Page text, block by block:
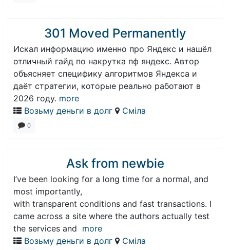
301 Moved Permanently
Искал информацию именно про Яндекс и нашёл
отличный гайд по накрутка пф яндекс. Автор
объясняет специфику алгоритмов Яндекса и
даёт стратегии, которые реально работают в
2026 году. more
Возьму деньги в долг
Сміла
0
Ask from newbie
I’ve been looking for a long time for a normal, and
most importantly,
with transparent conditions and fast transactions. I
came across a site where the authors actually test
the services and more
Возьму деньги в долг
Сміла